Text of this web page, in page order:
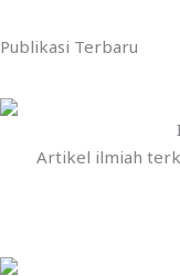
Publikasi Terbaru
Artikel ilmiah